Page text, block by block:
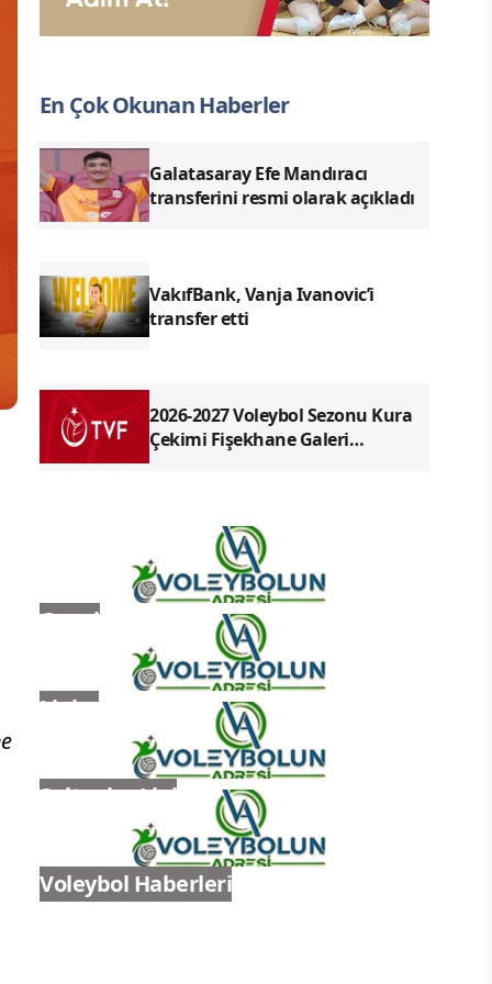
En Çok Okunan Haberler
Galatasaray Efe Mandıracı
transferini resmi olarak açıkladı
VakıfBank, Vanja Ivanovic’i
transfer etti
2026-2027 Voleybol Sezonu Kura
Çekimi Fişekhane Galeri
Genel
Ligler
Sultanlar Ligi
Voleybol Haberleri